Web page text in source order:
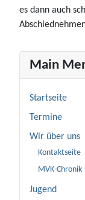
Main
Startseite
Termine
Wir über uns
Kontaktseite
MVK-Chronik
Jugend
es dann auch